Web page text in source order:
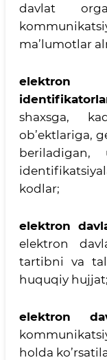
davlat
ma’lumotlar
elektron
shaxsga,
ob’ektlariga,
beriladigan,
kodlar;
elektron
elektron
tartibni va
huquqiy hujjat;
elektron
holda